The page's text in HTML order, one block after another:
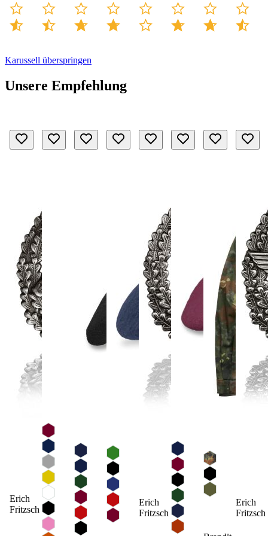
Karussell überspringen
Unsere Empfehlung
Erich
Fritzsch
Erich
Fritzsch
Erich
Fritzsch